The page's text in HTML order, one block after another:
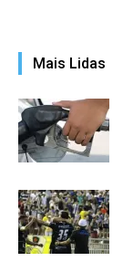
Mais Lidas